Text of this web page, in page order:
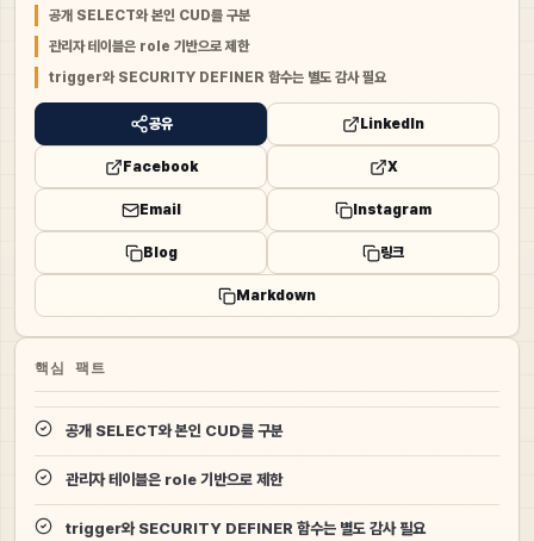
공개 SELECT와 본인 CUD를 구분
관리자 테이블은 role 기반으로 제한
trigger와 SECURITY DEFINER 함수는 별도 감사 필요
공유 LinkedIn
Facebook X
Email Instagram
Blog 링크
Markdown
핵심 팩트
공개 SELECT와 본인 CUD를 구분
관리자 테이블은 role 기반으로 제한
trigger와 SECURITY DEFINER 함수는 별도 감사 필요